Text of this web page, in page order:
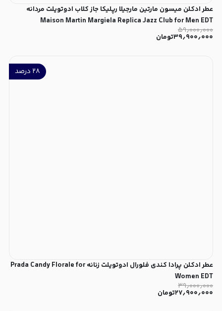
عطر ادکلن میسون مارتین مارجیلا رپلیکا جاز کلاب ادوتویلت مردانه
Maison Martin Margiela Replica Jazz Club for Men EDT
۵۹٫۰۰۰٫۰۰۰
۳۹٫۹۰۰٫۰۰۰تومان
۲۸ درصد
عطر ادکلن پرادا کندی فلورال ادوتویلت زنانه Prada Candy Florale for
Women EDT
۳۹٫۰۰۰٫۰۰۰
۲۷٫۹۰۰٫۰۰۰تومان